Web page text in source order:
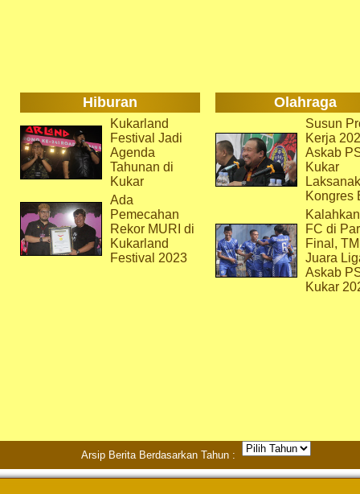
Hiburan Olahraga
Kukarland
Festival Jadi
Agenda
Tahunan di
Kukar
Ada
Pemecahan
Rekor MURI di
Kukarland
Festival 2023
Susun
Kerja
Askab
Kukar
Kongres
FC di
Final,
Juara
Askab
Kukar
Arsip Berita Berdasarkan Tahun :